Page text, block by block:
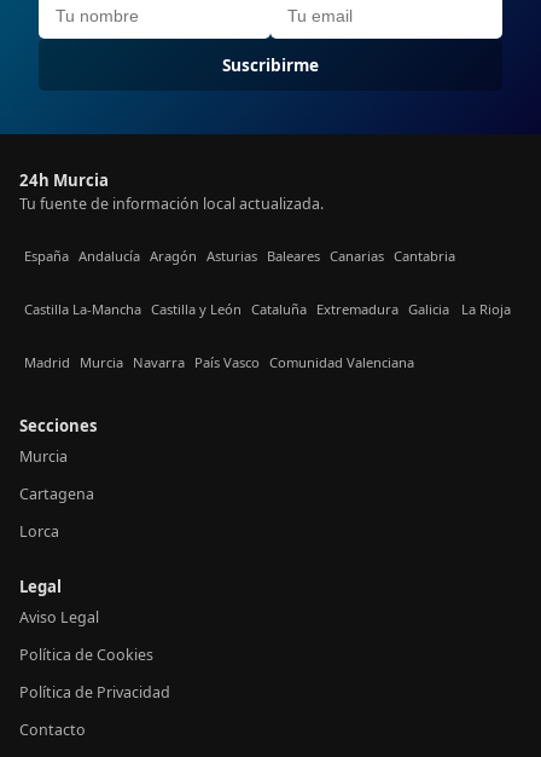
Suscribirme
24h Murcia
Tu fuente de información local actualizada.
España Andalucía Aragón Asturias Baleares Canarias Cantabria
Castilla La-Mancha Castilla y León Cataluña Extremadura Galicia La Rioja
Madrid Murcia Navarra País Vasco Comunidad Valenciana
Secciones
Murcia
Cartagena
Lorca
Legal
Aviso Legal
Política de Cookies
Política de Privacidad
Contacto